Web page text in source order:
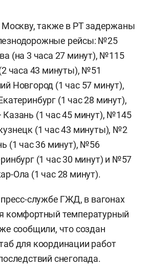
также в РТ задержаны
рейсы: №25
(на 3 часа 27 минут), №115
часа 43 минуты), №51
Новгород (1 час 57 минут),
(1 час 28 минут),
(1 час 45 минут), №145
(1 час 43 минуты), №2
(1 час 36 минут), №56
(1 час 30 минут) и №57
Ола (1 час 28 минут).
службе ГЖД, в вагонах
комфортный температурный
сообщили, что создан
для координации работ
снегопада.